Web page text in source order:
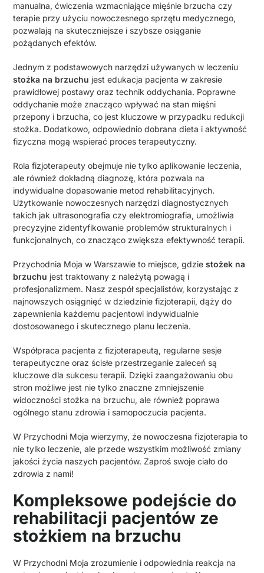
manualna, ćwiczenia wzmacniające mięśnie brzucha czy
terapie przy użyciu nowoczesnego sprzętu medycznego,
pozwalają na skuteczniejsze i szybsze osiąganie
pożądanych efektów.
Jednym z podstawowych narzędzi używanych w leczeniu
stożka na brzuchu jest edukacja pacjenta w zakresie
prawidłowej postawy oraz technik oddychania. Poprawne
oddychanie może znacząco wpływać na stan mięśni
przepony i brzucha, co jest kluczowe w przypadku redukcji
stożka. Dodatkowo, odpowiednio dobrana dieta i aktywność
fizyczna mogą wspierać proces terapeutyczny.
Rola fizjoterapeuty obejmuje nie tylko aplikowanie leczenia,
ale również dokładną diagnozę, która pozwala na
indywidualne dopasowanie metod rehabilitacyjnych.
Użytkowanie nowoczesnych narzędzi diagnostycznych
takich jak ultrasonografia czy elektromiografia, umożliwia
precyzyjne zidentyfikowanie problemów strukturalnych i
funkcjonalnych, co znacząco zwiększa efektywność terapii.
Przychodnia Moja w Warszawie to miejsce, gdziestożek na
brzuchu jest traktowany z należytą powagą i
profesjonalizmem. Nasz zespół specjalistów, korzystając z
najnowszych osiągnięć w dziedzinie fizjoterapii, dąży do
zapewnienia każdemu pacjentowi indywidualnie
dostosowanego i skutecznego planu leczenia.
Współpraca pacjenta z fizjoterapeutą, regularne sesje
terapeutyczne oraz ścisłe przestrzeganie zaleceń są
kluczowe dla sukcesu terapii. Dzięki zaangażowaniu obu
stron możliwe jest nie tylko znaczne zmniejszenie
widoczności stożka na brzuchu, ale również poprawa
ogólnego stanu zdrowia i samopoczucia pacjenta.
W Przychodni Moja wierzymy, że nowoczesna fizjoterapia to
nie tylko leczenie, ale przede wszystkim możliwość zmiany
jakości życia naszych pacjentów. Zaproś swoje ciało do
zdrowia z nami!
Kompleksowe podejście do
rehabilitacji pacjentów ze
stożkiem na brzuchu
W Przychodni Moja zrozumienie i odpowiednia reakcja na